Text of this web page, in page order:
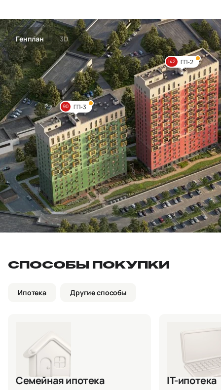
Генплан 3D
142 ГП-2
90 ГП-3
СПОСОБЫ ПОКУПКИ
Ипотека Другие способы
Семейная ипотека IT-ипотека